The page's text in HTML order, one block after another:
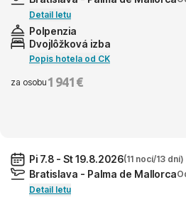
Detail letu
Polpenzia
Dvojlôžková izba
Popis hotela od CK
za osobu 1 941 €
Pi 7.8 - St 19.8.2026(11 nocí/13 dní)
Bratislava - Palma de Mallorca
Detail letu